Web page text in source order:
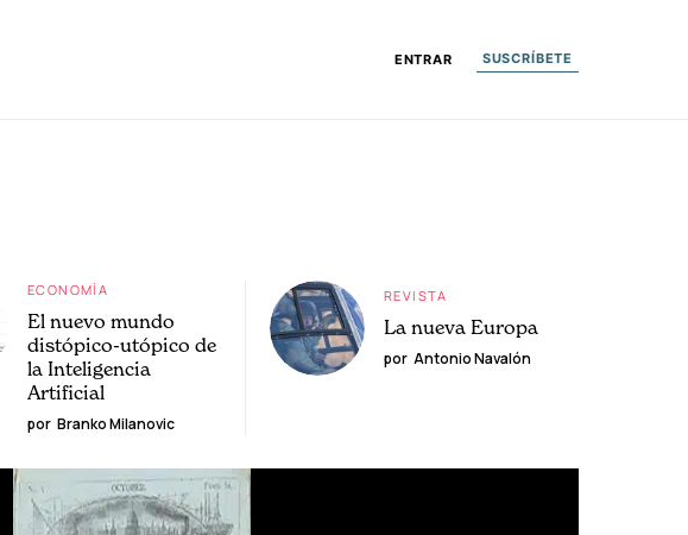
ENTRAR SUSCRÍBETE
ECONOMÍA
El nuevo mundo
distópico-utópico de
la Inteligencia
Artificial
por Branko Milanovic
REVISTA
La nueva Europa
por Antonio Navalón